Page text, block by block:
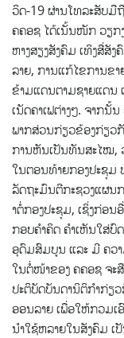
ວິດ-19 ຜ່ານໂທລະສັບມື
ຄຄອຊ ໄດ້ເນັ້ນໜັກ ວຽກ
ຫາງສຽງສັງຄົມ ເທິງສື່ສັ
ລາຍ, ການແກ້ໄຂການຂ
ຂ້າມແດນຕາມຊາຍແດນ
ເນັດຄາເຟຕ່າງໆ. ຈາກນັ້
ພາກສ່ວນກ່ຽວຂ້ອງກ່ຽວ
ການຫັນເປັນທັນສະໄໝ,
ໃນຕອນທ້າຍກອງປະຊຸມ
ລັດຖະມົນຕີກະຊວງແຜນ
າຕໍ່ກອງປະຊຸມ, ເຊິ່ງກ່ອ
ກອບຄໍາຄິດ ຄໍາເຫັນໃສ່ບົ
ອຸດົມສົມບູນ ແລະ ມີ ຄວາ
ໃນຕໍ່ໜ້າຂອງ ຄຄອຊ ຈະສື
ປະຕິບັດບັນດານິຕິກຳກ່ຽ
ອອນລາຍ ເພື່ອໃຫ້ກວມເ
ນຳໃຊ້ຫລາຍໃນສັງຄົມ ເ